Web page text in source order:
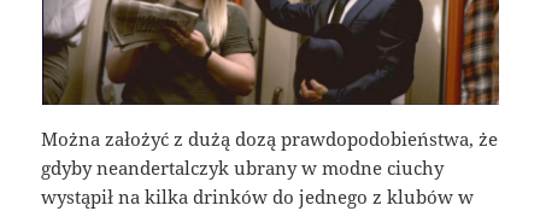
Można założyć z dużą dozą prawdopodobieństwa, że
gdyby neandertalczyk ubrany w modne ciuchy
wystąpił na kilka drinków do jednego z klubów w